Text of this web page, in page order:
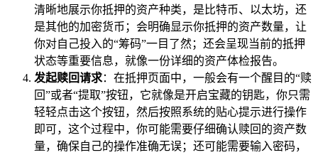
清晰地展示你抵押的资产种类，是比特币、以太坊，还
是其他的加密货币；会明确显示你抵押的资产数量，让
你对自己投入的“筹码”一目了然；还会呈现当前的抵押
状态等重要信息，就像一份详细的资产体检报告。
发起赎回请求：在抵押页面中，一般会有一个醒目的“赎
回”或者“提取”按钮，它就像是开启宝藏的钥匙，你只需
轻轻点击这个按钮，然后按照系统的贴心提示进行操作
即可，这个过程中，你可能需要仔细确认赎回的资产数
量，确保自己的操作准确无误；还可能需要输入密码，